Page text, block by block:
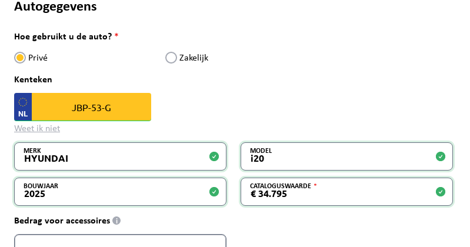
Autogegevens
Hoe gebruikt u de auto?
Privé Zakelijk
Kenteken
Weet ik niet
MERK MODEL
BOUWJAAR CATALOGUSWAARDE
Bedrag voor accessoires i